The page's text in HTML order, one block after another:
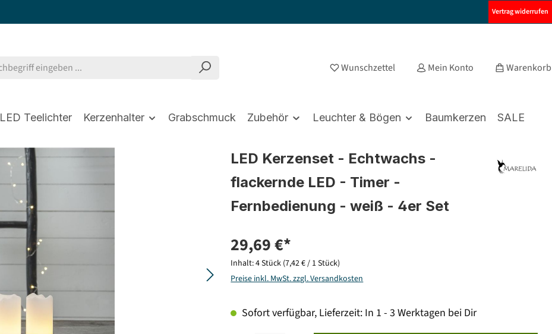
Vertrag widerrufen
Wunschzettel Mein Konto Warenkorb
LED Teelichter Kerzenhalter Grabschmuck Zubehör Leuchter & Bögen Baumkerzen SALE
LED Kerzenset - Echtwachs -
flackernde LED - Timer -
Fernbedienung - weiß - 4er Set
29,69 €*
Inhalt:4 Stück (7,42 € / 1 Stück)
Preise inkl. MwSt. zzgl. Versandkosten
Sofort verfügbar, Lieferzeit: In 1 - 3 Werktagen bei Dir